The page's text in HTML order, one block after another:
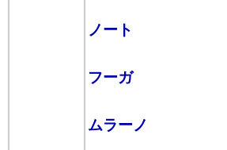
ノート
フーガ
ムラーノ